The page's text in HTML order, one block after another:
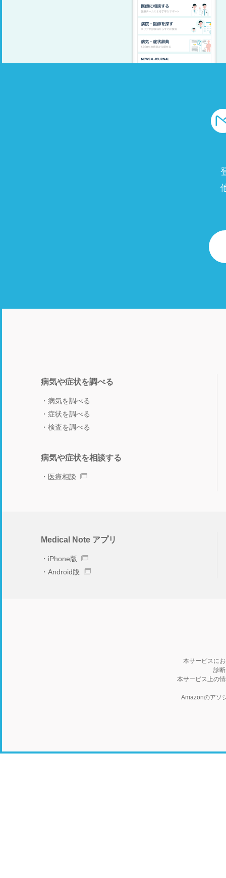
病気や症状を調べる
病気を調べる
症状を調べる
検査を調べる
病気や症状を相談する
医療相談
Medical Note アプリ
iPhone版
Android版
本サービスに
診
本サービス上の
Amazonのアソ